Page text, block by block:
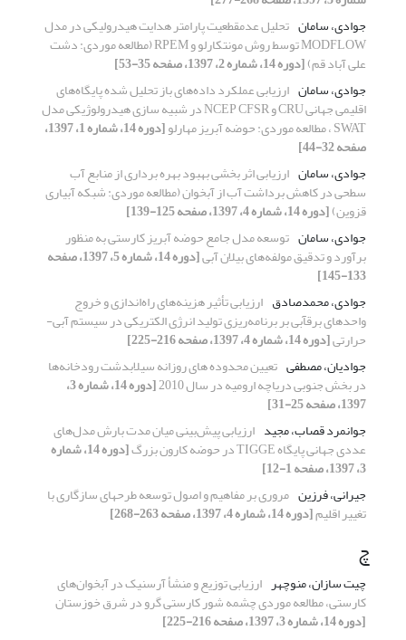
جوادی، سامان تحلیل عدم‏قطعیت پارامتر هدایت هیدرولیکی در مدل
MODFLOW توسط روش مونت‏کارلو و RPEM (مطالعه موردی: دشت
علی ‏آباد قم)[دوره 14، شماره 2، 1397، صفحه 35-53]
جوادی، سامان ارزیابی عملکرد داده‌های باز تحلیل شده پایگاه‌های
اقلیمی جهانی CRU و NCEP CFSR در شبیه سازی‌ هیدرولوژیکی مدل
SWAT ، مطالعه موردی: حوضه آبریز مهارلو [دوره 14، شماره 1، 1397،
صفحه 32-44]
جوادی، سامان ارزیابی اثر بخشی بهبود بهره برداری از منابع آب
سطحی در کاهش برداشت آب از آبخوان (مطالعه موردی: شبکه آبیاری
قزوین)[دوره 14، شماره 4، 1397، صفحه 125-139]
جوادی، سامان توسعه مدل جامع حوضه آبریز کارستی به منظور
برآورد و تدقیق مولفه‌های بیلان آبی [دوره 14، شماره 5، 1397، صفحه
133-145]
جوادی، محمدصادق ارزیابی تأثیر هزینه‌های راه‌اندازی و خروج
واحدهای برقآبی بر برنامه‌ریزی تولید انرژی الکتریکی در سیستم آبی-
حرارتی[دوره 14، شماره 4، 1397، صفحه 216-225]
جوادیان، مصطفی تعیین محدوده های روزانه سیلابدشت رودخانه‌ها
در بخش جنوبی دریاچه ارومیه در سال 2010 [دوره 14، شماره 3،
1397، صفحه 25-31]
جوانمرد قصاب، مجید ارزیابی پیش‌بینی میان مدت بارش مدل‌های
عددی جهانی پایگاه TIGGE در حوضه کارون بزرگ [دوره 14، شماره
3، 1397، صفحه 1-12]
جیرانی، فرزین مروری بر مفاهیم و اصول توسعه طرح‏های سازگاری با
تغییر اقلیم[دوره 14، شماره 4، 1397، صفحه 263-268]
چ
چیت سازان، منوچهر ارزیابی توزیع و منشأ آرسنیک در آبخوان‌های
کارستی، مطالعه موردی چشمه شور کارستی گرو در شرق خوزستان
[دوره 14، شماره 3، 1397، صفحه 216-225]